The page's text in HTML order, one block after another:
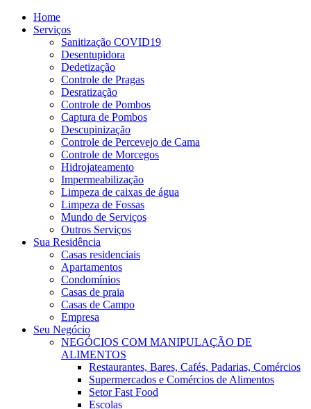
Home
Serviços
Sanitização COVID19
Desentupidora
Dedetização
Controle de Pragas
Desratização
Controle de Pombos
Captura de Pombos
Descupinização
Controle de Percevejo de Cama
Controle de Morcegos
Hidrojateamento
Impermeabilização
Limpeza de caixas de água
Limpeza de Fossas
Mundo de Serviços
Outros Serviços
Sua Residência
Casas residenciais
Apartamentos
Condomínios
Casas de praia
Casas de Campo
Empresa
Seu Negócio
NEGÓCIOS COM MANIPULAÇÃO DE
ALIMENTOS
Restaurantes, Bares, Cafés, Padarias, Comércios
Supermercados e Comércios de Alimentos
Setor Fast Food
Escolas